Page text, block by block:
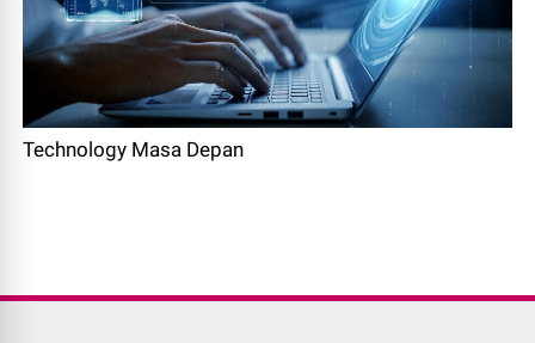
Technology Masa Depan